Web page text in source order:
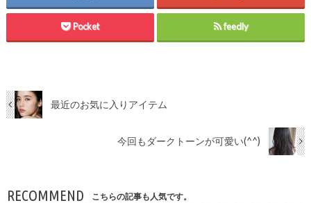
Pocket feedly
最近のお気に入りアイテム
今回もダークトーンが可愛い(^^)
RECOMMEND こちらの記事も人気です。